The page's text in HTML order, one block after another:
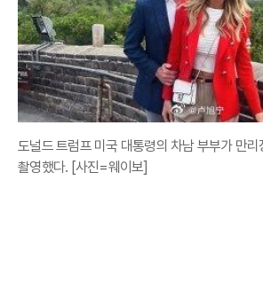
도널드 트럼프 미국 대통령의 차남 부부가 만
촬영했다. [사진=웨이보]